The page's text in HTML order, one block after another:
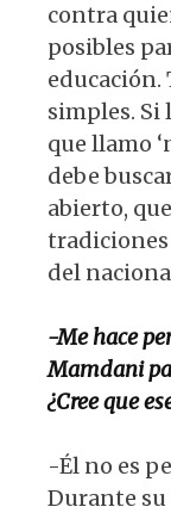
contra
posibles
educación.
simples. Si
que llamo
debe
abierto,
del
-Me hace
Mamdani
¿Cree que
-Él no es
Durante su